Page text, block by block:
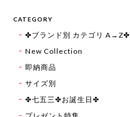
CATEGORY
✤ブランド別 カテゴリ A→Z✤
New Collection
即納商品
サイズ別
✤七五三✤お誕生日✤